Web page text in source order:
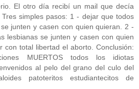
El otro día recibí un mail que decía
simples pasos: 1 - dejar que todos
junten y casen con quien quieran. 2 -
lesbianas se junten y casen con quien
con total libertad el aborto. Conclusión:
MUERTOS todos los idiotas
al pelo del grano del culo del
patoteritos estudiantecitos de